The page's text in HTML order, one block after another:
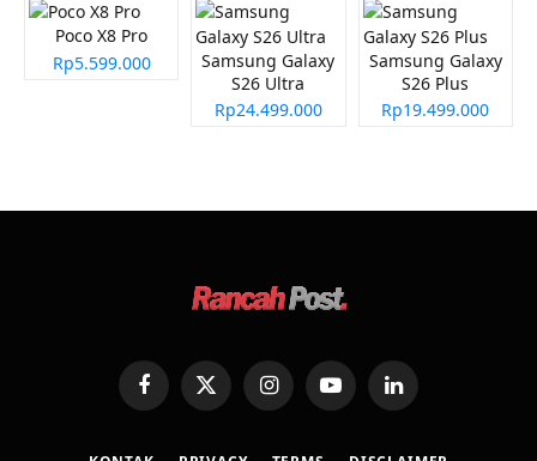
Poco X8 Pro
Rp5.599.000
Samsung Galaxy
S26 Ultra
Rp24.499.000
Samsung Galaxy
S26 Plus
Rp19.499.000
FacebookX
(Twitter)
InstagramYouTubeLinkedIn